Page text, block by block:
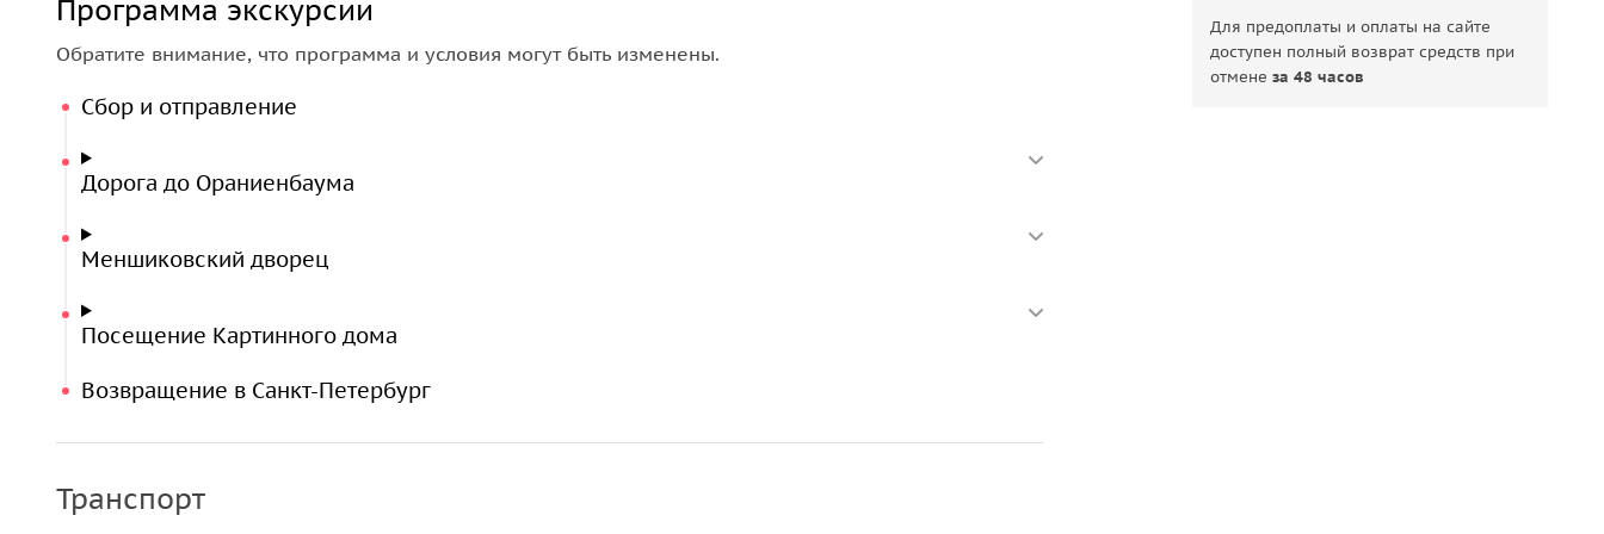
Программа экскурсии
Обратите внимание, что программа и условия могут быть изменены.
Сбор и отправление
Дорога до Ораниенбаума
Меншиковский дворец
Посещение Картинного дома
Возвращение в Санкт-Петербург
Транспорт
Для предоплаты и оплаты на сайте
доступен полный возврат средств при
отменеза 48 часов